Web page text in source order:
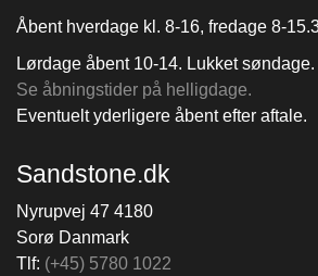
Åbent hverdage kl. 8-16, fredage 8-
Lørdage åbent 10-14. Lukket søndage.
Se åbningstider på helligdage.
Eventuelt yderligere åbent efter aftale.
Sandstone.dk
Nyrupvej 47 4180
Sorø Danmark
Tlf: (+45) 5780 1022